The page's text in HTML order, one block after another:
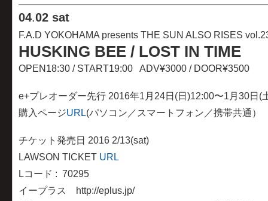
04.02 sat
F.A.D YOKOHAMA presents THE SUN ALSO RISES
HUSKING BEE / LOST IN TIME
OPEN18:30 / START19:00 ADV¥3000 / DOOR¥3500
e+プレオーダー先行 2016年1月24日(日)12:00〜1月30日(
購入ページURL(パソコン／スマートフォン／携帯共通）
チケット発売日 2016 2/13(sat)
LAWSON TICKET URL
Lコード : 70295
イープラス http://eplus.jp/